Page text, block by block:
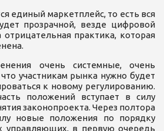
единый маркетплейс, то есть вся
прозрачной, везде цифровой
практика, которая
очень системные, очень
участникам рынка нужно будет
к новому регулированию.
положений вступает в силу
законопроекта. Через полтора
новые положения по порядку
управляющих, в первую очередь